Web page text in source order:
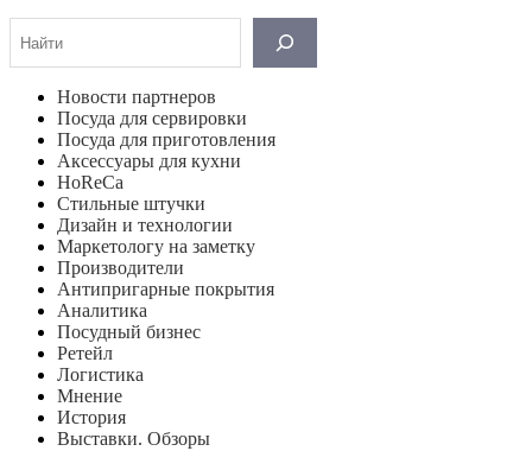
Новости партнеров
Посуда для сервировки
Посуда для приготовления
Аксессуары для кухни
HoReCa
Стильные штучки
Дизайн и технологии
Маркетологу на заметку
Производители
Антипригарные покрытия
Аналитика
Посудный бизнес
Ретейл
Логистика
Мнение
История
Выставки. Обзоры